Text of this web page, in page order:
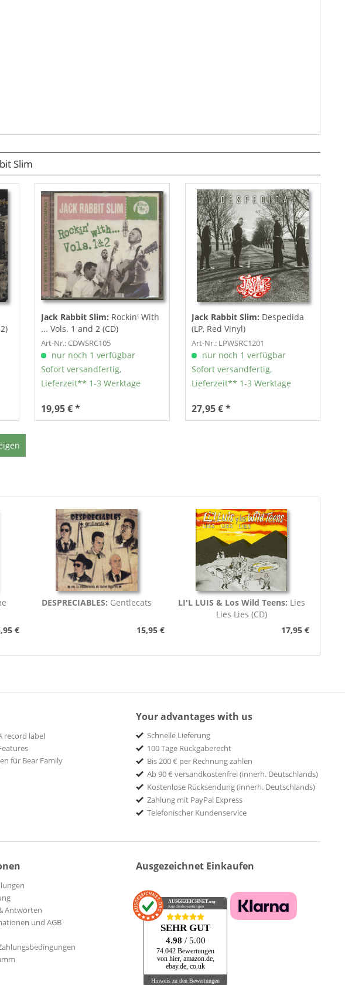
Slim
Jack Rabbit Slim: Rockin' With
... Vols. 1 and 2 (CD)
Art-Nr.: CDWSRC105
nur noch 1 verfügbar
Sofort versandfertig,
Lieferzeit** 1-3 Werktage
19,95 € *
Jack Rabbit Slim: Despedida
(LP, Red Vinyl)
Art-Nr.: LPWSRC1201
nur noch 1 verfügbar
Sofort versandfertig,
Lieferzeit** 1-3 Werktage
27,95 € *
€
DESPRECIABLES: Gentlecats
15,95 €
LI'L LUIS & Los Wild Teens: Lies
Lies Lies (CD)
17,95 €
record label
für Bear Family
Your advantages with us
Schnelle Lieferung
100 Tage Rückgaberecht
Bis 200 € per Rechnung zahlen
Ab 90 € versandkostenfrei (innerh. Deutschlands)
Kostenlose Rücksendung (innerh. Deutschlands)
Zahlung mit PayPal Express
Telefonischer Kundenservice
Antworten
und AGB
Ausgezeichnet Einkaufen
AUSGEZEICHNET .org
Kundenbewertungen
SEHR GUT
4.98 / 5.00
74.042 Bewertungen
von hier, amazon.de,
ebay.de, co.uk
Hinweis zu den Bewertungen